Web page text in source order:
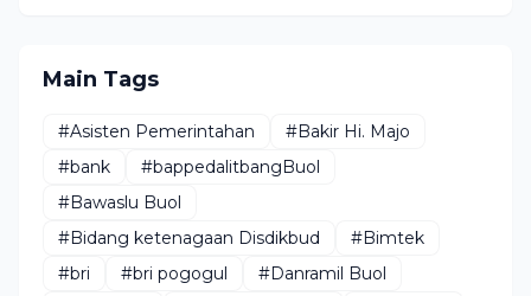
Main Tags
#Asisten Pemerintahan
#Bakir Hi. Majo
#bank
#bappedalitbangBuol
#Bawaslu Buol
#Bidang ketenagaan Disdikbud
#Bimtek
#bri
#bri pogogul
#Danramil Buol